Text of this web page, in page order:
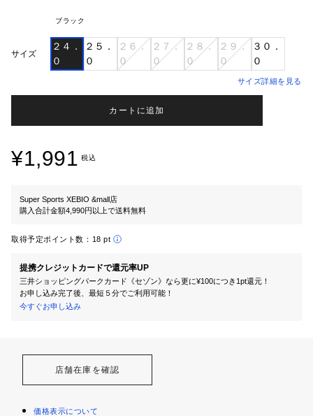
ブラック
サイズ
２４．
０
２５．
０
２６．
０
２７．
０
２８．
０
２９．
０
３０．
０
サイズ詳細を見る
カートに追加
¥1,991 税込
Super Sports XEBIO &mall店
購入合計金額4,990円以上で送料無料
取得予定ポイント数： 18 pt
提携クレジットカードで還元率UP
三井ショッピングパークカード《セゾン》なら更に¥100につき1pt還元！
お申し込み完了後、最短５分でご利用可能！
今すぐお申し込み
店舗在庫を確認
価格表示について